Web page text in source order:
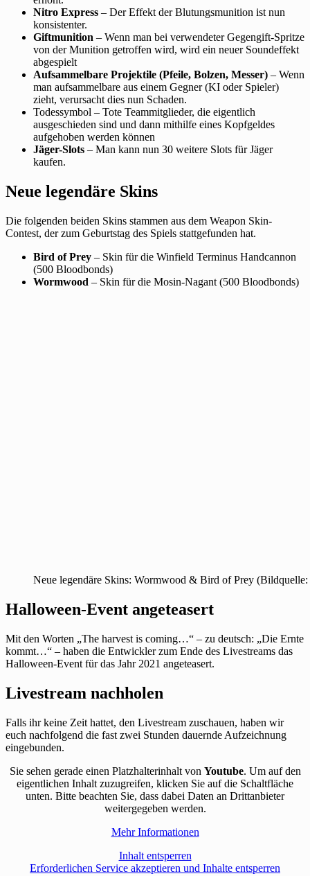
Nitro Express – Der Effekt der Blutungsmunition ist nun
konsistenter.
Giftmunition – Wenn man bei verwendeter Gegengift-Spritze
von der Munition getroffen wird, wird ein neuer Soundeffekt
abgespielt
Aufsammelbare Projektile (Pfeile, Bolzen, Messer) – Wenn
man aufsammelbare aus einem Gegner (KI oder Spieler)
zieht, verursacht dies nun Schaden.
Todessymbol – Tote Teammitglieder, die eigentlich
ausgeschieden sind und dann mithilfe eines Kopfgeldes
aufgehoben werden können
Jäger-Slots – Man kann nun 30 weitere Slots für Jäger
kaufen.
Neue legendäre Skins
Die folgenden beiden Skins stammen aus dem Weapon Skin-
Contest, der zum Geburtstag des Spiels stattgefunden hat.
Bird of Prey – Skin für die Winfield Terminus Handcannon
(500 Bloodbonds)
Wormwood – Skin für die Mosin-Nagant (500 Bloodbonds)
Neue legendäre Skins: Wormwood & Bird of Prey
Halloween-Event angeteasert
Mit den Worten „The harvest is coming…“ – zu deutsch: „Die Ernte
kommt…“ – haben die Entwickler zum Ende des Livestreams das
Halloween-Event für das Jahr 2021 angeteasert.
Livestream nachholen
Falls ihr keine Zeit hattet, den Livestream zuschauen, haben wir
euch nachfolgend die fast zwei Stunden dauernde Aufzeichnung
eingebunden.
Sie sehen gerade einen Platzhalterinhalt von Youtube. Um auf den
eigentlichen Inhalt zuzugreifen, klicken Sie auf die Schaltfläche
unten. Bitte beachten Sie, dass dabei Daten an Drittanbieter
weitergegeben werden.
Mehr Informationen
Inhalt entsperren
Erforderlichen Service akzeptieren und Inhalte entsperren